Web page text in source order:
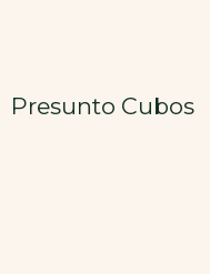
Presunto Cubos